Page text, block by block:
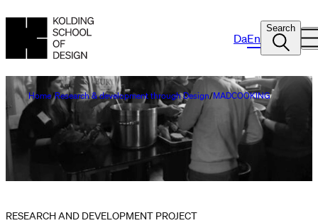
DaEn
Search
Home Research & development through Design MADCOOKING
RESEARCH AND DEVELOPMENT PROJECT